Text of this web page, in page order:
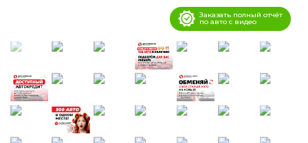
Заказать полный отчёт
по авто с видео